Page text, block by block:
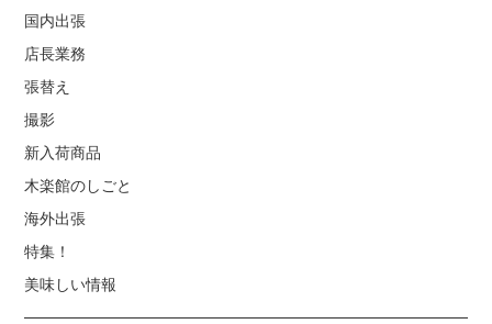
国内出張
店長業務
張替え
撮影
新入荷商品
木楽館のしごと
海外出張
特集！
美味しい情報